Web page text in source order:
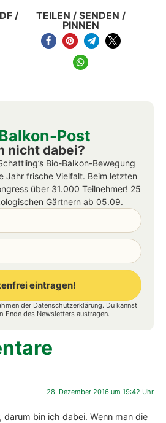
/
TEILEN / SENDEN /
PINNEN
Post
nicht dabei?
Bio-Balkon-Bewegung
Jahr frische Vielfalt. Beim letzten
über 31.000 Teilnehmer! 25
Gärtnern ab 05.09.
eintragen!
der Datenschutzerklärung. Du kannst
Ende des Newsletters austragen.
28. Dezember 2016 um 19:42 Uhr
dar­um bin ich dabei. Wenn man die